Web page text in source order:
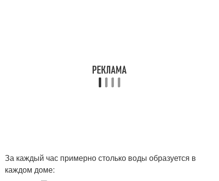
За каждый час примерно столько воды образуется в
каждом доме: